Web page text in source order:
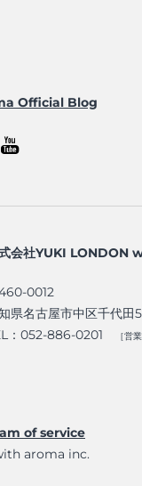
Official Blog
会社YUKI LONDON
0012
県名古屋市中区千代田
：052-886-0201
［営
of service​
aroma inc.